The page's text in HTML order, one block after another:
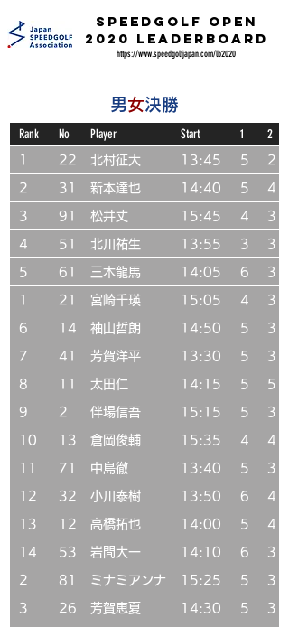
SpEEDGOLF OPEN
2020 LEADERBOARD
https://www.speedgolfjapan.com/lb2020
男女決勝
Rank No Player Start 1 2
1 22 北村征大 13:45 5 2
2 31 新本達也 14:40 5 4
3 91 松井丈 15:45 4 3
4 51 北川祐生 13:55 3 3
5 61 三木龍馬 14:05 6 3
1 21 宮崎千瑛 15:05 4 3
6 14 袖山哲朗 14:50 5 3
7 41 芳賀洋平 13:30 5 3
8 11 太田仁 14:15 5 5
9 2 伴場信吾 15:15 5 3
10 13 倉岡俊輔 15:35 4 4
11 71 中島徹 13:40 5 3
12 32 小川泰樹 13:50 6 4
13 12 高橋拓也 14:00 5 4
14 53 岩間大一 14:10 6 3
2 81 ミナミアンナ 15:25 5 3
3 26 芳賀恵夏 14:30 5 3